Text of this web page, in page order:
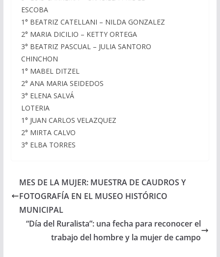
ESCOBA
1° BEATRIZ CATELLANI – NILDA GONZALEZ
2° MARIA DICILIO – KETTY ORTEGA
3° BEATRIZ PASCUAL – JULIA SANTORO
CHINCHON
1° MABEL DITZEL
2° ANA MARIA SEIDEDOS
3° ELENA SALVÁ
LOTERIA
1° JUAN CARLOS VELAZQUEZ
2° MIRTA CALVO
3° ELBA TORRES
MES DE LA MUJER: MUESTRA DE CAUDROS Y
FOTOGRAFÍA EN EL MUSEO HISTÓRICO
MUNICIPAL
“Día del Ruralista”: una fecha para reconocer el
trabajo del hombre y la mujer de campo